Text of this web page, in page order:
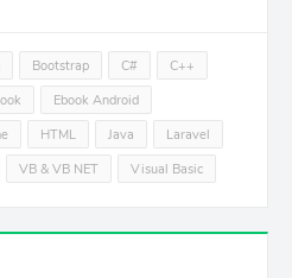
Bootstrap C#
C++
Ebook Android
HTML Java
Laravel
VB & VB NET Visual Basic